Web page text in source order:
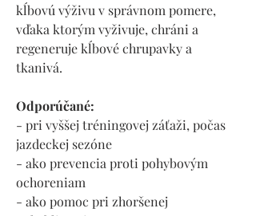
kĺbovú výživu v správnom pomere,
vďaka ktorým vyživuje, chráni a
regeneruje kĺbové chrupavky a
tkanivá.
Odporúčané:
- pri vyššej tréningovej záťaži, počas
jazdeckej sezóne
- ako prevencia proti pohybovým
ochoreniam
- ako pomoc pri zhoršenej